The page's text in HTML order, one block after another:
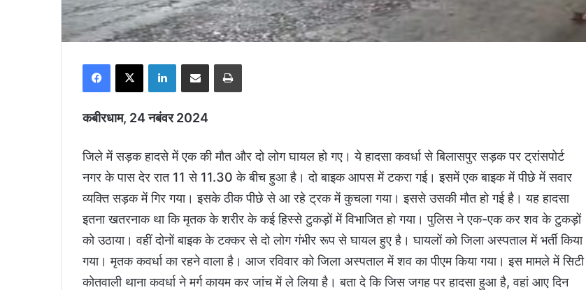
Facebook
X LinkedInShare via Email Print
कबीरधाम, 24 नबंवर 2024
जिले में सड़क हादसे में एक की मौत और दो लोग घायल हो गए। ये हादसा कवर्धा से बिलासपुर सड़क पर ट्रांसपोर्ट
नगर के पास देर रात 11 से 11.30 के बीच हुआ है। दो बाइक आपस में टकरा गई। इसमें एक बाइक में पीछे में सवार
व्यक्ति सड़क में गिर गया। इसके ठीक पीछे से आ रहे ट्रक में कुचला गया। इससे उसकी मौत हो गई है। यह हादसा
इतना खतरनाक था कि मृतक के शरीर के कई हिस्से टुकड़ों में विभाजित हो गया। पुलिस ने एक-एक कर शव के टुकड़ों
को उठाया। वहीं दोनों बाइक के टक्कर से दो लोग गंभीर रूप से घायल हुए है। घायलों को जिला अस्पताल में भर्ती किया
गया। मृतक कवर्धा का रहने वाला है। आज रविवार को जिला अस्पताल में शव का पीएम किया गया। इस मामले में सिटी
कोतवाली थाना कवर्धा ने मर्ग कायम कर जांच में ले लिया है। बता दे कि जिस जगह पर हादसा हुआ है, वहां आए दिन